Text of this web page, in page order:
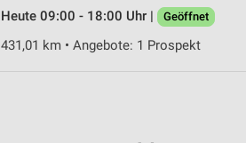
Heute 09:00 - 18:00 Uhr |
Geöffnet
431,01 km • Angebote: 1 Prospekt